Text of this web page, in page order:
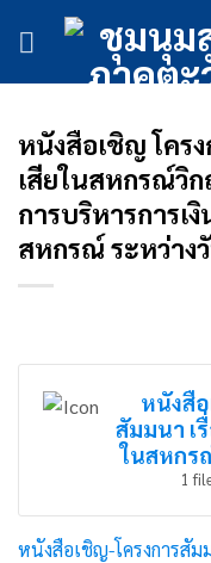
หนังสือเชิญ โคร
เสียในสหกรณ์วิ
การบริหารการเ
สหกรณ์ ระหว่าง
หนังสื
สัมมนา เ
ในสหกร
1
หนังสือเชิญ-โครงการสั